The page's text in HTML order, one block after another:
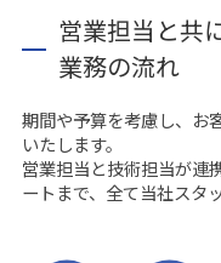
営業担当と共
業務の流れ
期間や予算を考慮し、お
いたします。
営業担当と技術担当が連
ートまで、全て当社スタ